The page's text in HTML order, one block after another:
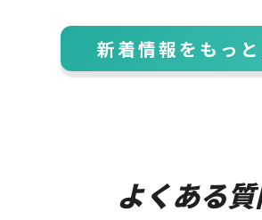
新着情報をもっ
よくある